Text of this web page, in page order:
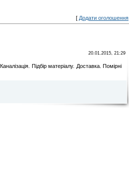
[ Додати оголошення
20.01.2015, 21:29
Підбір матеріалу. Доставка. Помірні